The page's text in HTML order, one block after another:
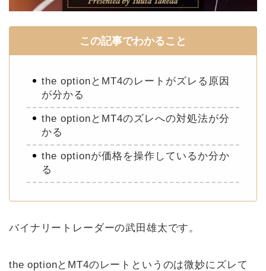
この記事でわかること
the optionとMT4のレートがズレる原因
が分かる
the optionとMT4のズレへの対処法が分
かる
the optionが価格を操作しているか分か
る
バイナリートレーダーの武田雄太です。
the optionとMT4のレートというのは微妙にズレて